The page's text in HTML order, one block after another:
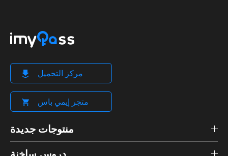
مركز التحميل
متجر إيمي باس
منتوجات جديدة